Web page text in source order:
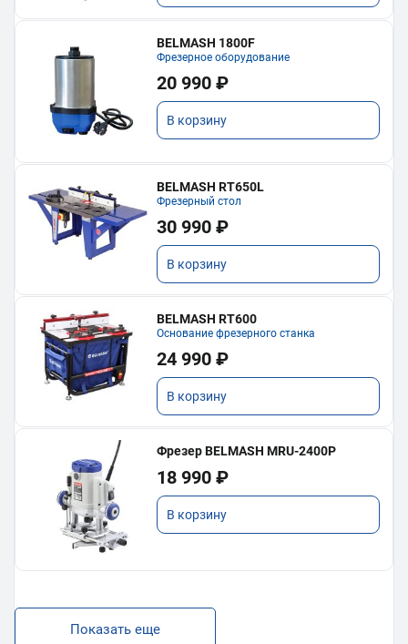
BELMASH 1800F
Фрезерное оборудование
20 990 ₽
В корзину
BELMASH RT650L
Фрезерный стол
30 990 ₽
В корзину
BELMASH RT600
Основание фрезерного станка
24 990 ₽
В корзину
Фрезер BELMASH MRU-2400P
18 990 ₽
В корзину
Показать еще